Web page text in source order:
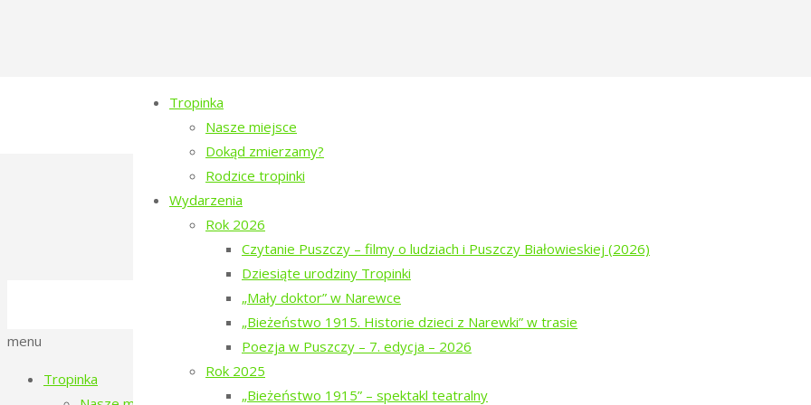
Tropinka
Nasze miejsce
Dokąd zmierzamy?
Rodzice tropinki
Wydarzenia
Rok 2026
Czytanie Puszczy – filmy o ludziach i Puszczy Białowieskiej (2026)
Dziesiąte urodziny Tropinki
„Mały doktor” w Narewce
„Bieżeństwo 1915. Historie dzieci z Narewki” w trasie
Poezja w Puszczy – 7. edycja – 2026
Rok 2025
„Bieżeństwo 1915” – spektakl teatralny
Kadry z Puszczy
©2016-2026 Stowarzyszenie na Rzecz Dialogu „Tropinka”
Polityka prywatności
menu
Tropinka